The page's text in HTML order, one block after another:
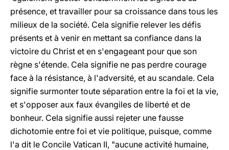
présence, et travailler pour sa croissance dans tous les
milieux de la société. Cela signifie relever les défis
présents et à venir en mettant sa confiance dans la
victoire du Christ et en s'engageant pour que son
règne s'étende. Cela signifie ne pas perdre courage
face à la résistance, à l'adversité, et au scandale. Cela
signifie surmonter toute séparation entre la foi et la vie,
et s'opposer aux faux évangiles de liberté et de
bonheur. Cela signifie aussi rejeter une fausse
dichotomie entre foi et vie politique, puisque, comme
l'a dit le Concile Vatican II, "aucune activité humaine,